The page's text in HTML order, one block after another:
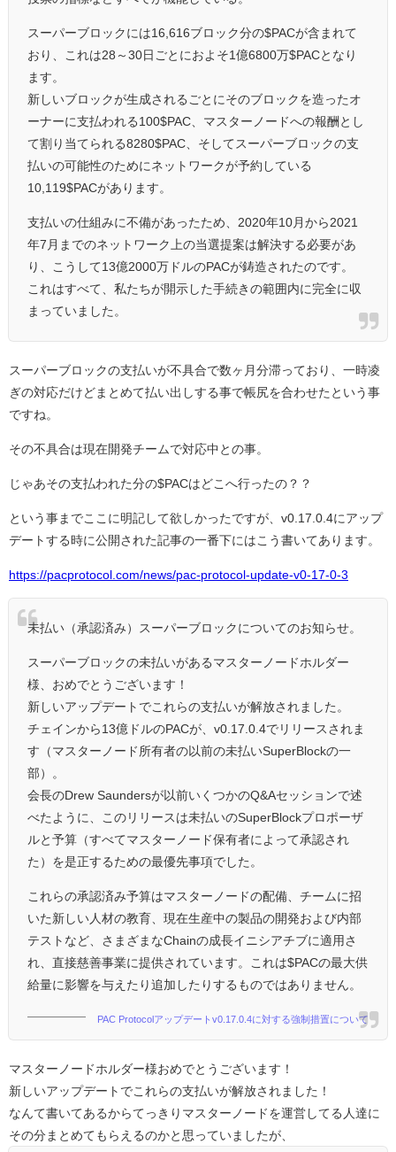
スーパーブロックには16,616ブロック分の$PACが含まれて
おり、これは28～30日ごとにおよそ1億6800万$PACとなり
ます。
新しいブロックが生成されるごとにそのブロックを造ったオ
ーナーに支払われる100$PAC、マスターノードへの報酬とし
て割り当てられる8280$PAC、そしてスーパーブロックの支
払いの可能性のためにネットワークが予約している
10,119$PACがあります。
支払いの仕組みに不備があったため、2020年10月から2021
年7月までのネットワーク上の当選提案は解決する必要があ
り、こうして13億2000万ドルのPACが鋳造されたのです。
これはすべて、私たちが開示した手続きの範囲内に完全に収
まっていました。
スーパーブロックの支払いが不具合で数ヶ月分滞っており、一時凌
ぎの対応だけどまとめて払い出しする事で帳尻を合わせたという事
ですね。
その不具合は現在開発チームで対応中との事。
じゃあその支払われた分の$PACはどこへ行ったの？？
という事までここに明記して欲しかったですが、v0.17.0.4にアップ
デートする時に公開された記事の一番下にはこう書いてあります。
https://pacprotocol.com/news/pac-protocol-update-v0-17-0-3
未払い（承認済み）スーパーブロックについてのお知らせ。
スーパーブロックの未払いがあるマスターノードホルダー
様、おめでとうございます！
新しいアップデートでこれらの支払いが解放されました。
チェインから13億ドルのPACが、v0.17.0.4でリリースされま
す（マスターノード所有者の以前の未払いSuperBlockの一
部）。
会長のDrew Saundersが以前いくつかのQ&Aセッションで述
べたように、このリリースは未払いのSuperBlockプロポーザ
ルと予算（すべてマスターノード保有者によって承認され
た）を是正するための最優先事項でした。
これらの承認済み予算はマスターノードの配備、チームに招
いた新しい人材の教育、現在生産中の製品の開発および内部
テストなど、さまざまなChainの成長イニシアチブに適用さ
れ、直接慈善事業に提供されています。これは$PACの最大供
給量に影響を与えたり追加したりするものではありません。
PAC Protocolアップデートv0.17.0.4に対する強制措置について
マスターノードホルダー様おめでとうございます！
新しいアップデートでこれらの支払いが解放されました！
なんて書いてあるからてっきりマスターノードを運営してる人達に
その分まとめてもらえるのかと思っていましたが、